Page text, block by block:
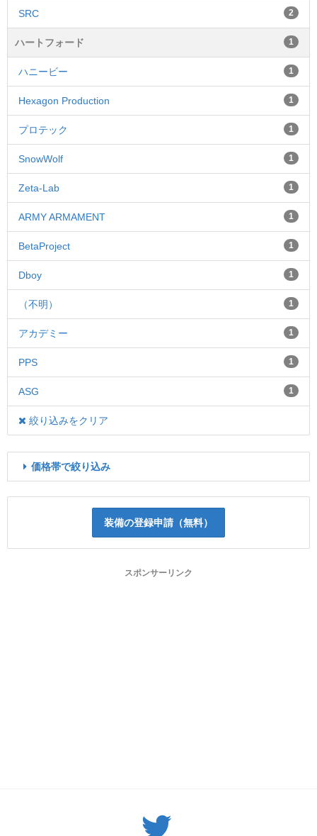
SRC 2
ハートフォード 1
ハニービー 1
Hexagon Production 1
プロテック 1
SnowWolf 1
Zeta-Lab 1
ARMY ARMAMENT 1
BetaProject 1
Dboy 1
（不明） 1
アカデミー 1
PPS 1
ASG 1
絞り込みをクリア
価格帯で絞り込み
装備の登録申請（無料）
スポンサーリンク